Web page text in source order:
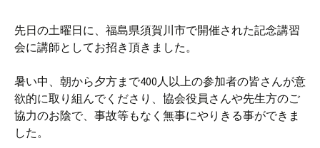
先日の土曜日に、福島県須賀川市で開催された記念講習
会に講師としてお招き頂きました。
暑い中、朝から夕方まで400人以上の参加者の皆さんが意
欲的に取り組んでくださり、協会役員さんや先生方のご
協力のお陰で、事故等もなく無事にやりきる事ができま
した。